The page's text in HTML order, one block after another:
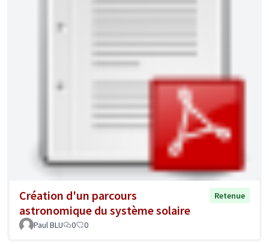
Création d'un parcours
astronomique du système solaire
Retenue
Paul BLU 0 0